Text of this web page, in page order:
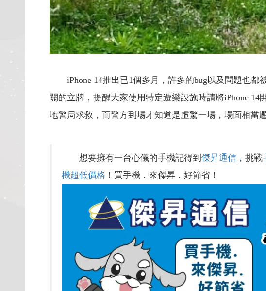
iPhone 14推出已1個多月，許多的bug以及問題也
關的立牌，提醒大家使用特定遊樂設施時請將iPhone
地警局求救，而警方到場才知道是虛驚一場，場面相當
想要擁有一台心儀的手機記得到 傑昇通信 ，挑戰
機超低價格 ！買手機．來傑昇．好節省！